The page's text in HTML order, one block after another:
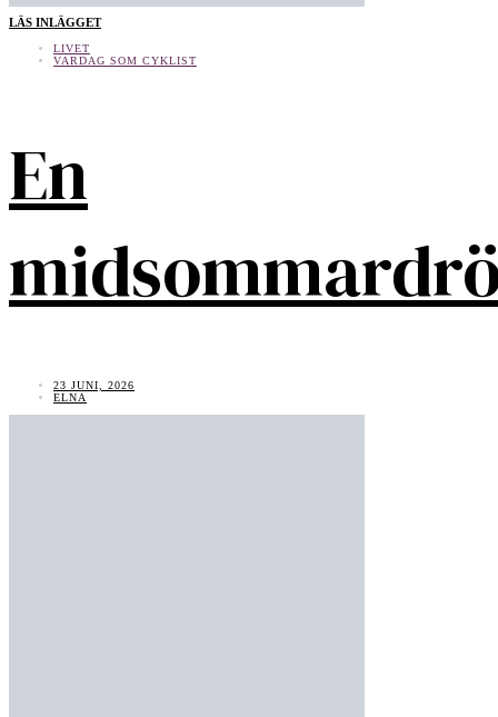
LÄS INLÄGGET
LIVET
VARDAG SOM CYKLIST
En
23 JUNI, 2026
ELNA